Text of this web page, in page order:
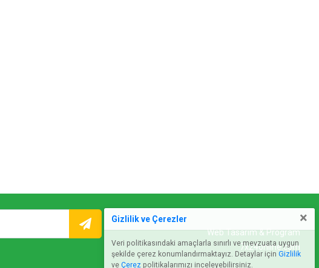
Web Tasarım & Program
7x24online.com
Gizlilik ve Çerezler ×
Veri politikasındaki amaçlarla sınırlı ve mevzuata uygun
şekilde çerez konumlandırmaktayız. Detaylar için Gizlilik
ve Çerez politikalarımızı inceleyebilirsiniz.